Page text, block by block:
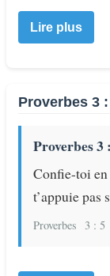
Lire plus
Proverbes 3
Proverbes 3
Confie-toi en
t’appuie pas
Proverbes 3 : 5